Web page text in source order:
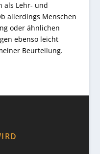
als Lehr- und
allerdings Menschen
oder ähnlichen
ebenso leicht
Beurteilung.